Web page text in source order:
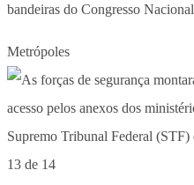
bandeiras do Congresso Nacional
Metrópoles
13 de 14